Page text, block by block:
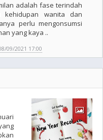
adalah fase terindah
kehidupan wanita dan
perlu mengonsumsi
yang kaya ..
09/2021 17:00